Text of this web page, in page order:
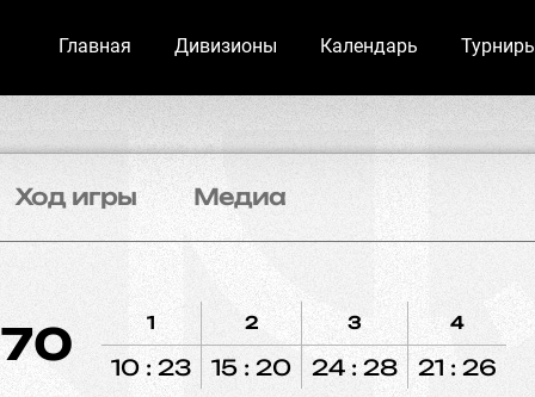
Главная Дивизионы Календарь
Ход игры Медиа
70 1
10 : 23
2
15 : 20
3
24 : 28
4
21 : 26